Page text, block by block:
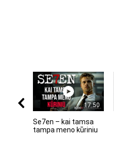
17:50
Se7en – kai tamsa
tampa meno kūriniu